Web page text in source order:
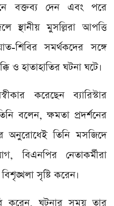
বক্তব্য দেন এবং পরে
স্থানীয় মুসল্লিরা আপত্তি
শিবির সমর্থকদের সঙ্গে
ও হাতাহাতির ঘটনা ঘটে।
করেছেন ব্যারিস্টার
বলেন, ক্ষমতা প্রদর্শনের
অনুরোধেই তিনি মসজিদে
বিএনপির নেতাকর্মীরা
সৃষ্টি করেন।
করেন, ঘটনার সময় তার